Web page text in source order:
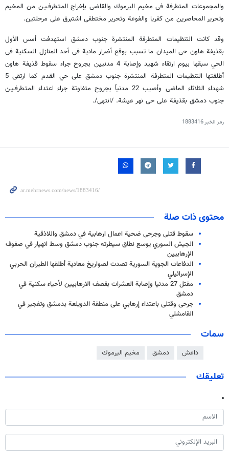
والمجموعات المتطرفة فى مخيم اليرموك والقاضى بإخراج المتـطرفـيـن من المخيم
وتحرير المحاصرين من كفريا والفوعة وتحرير مختطفى اشتبرق على مرحلتين.
وقد كانت التنظيمات المتطرفة المنتشرة جنوب دمشق استهدفت أمس الأول
بقذيفة هاون حى الميدان ما تسبب بوقع أضرار مادية فى أحد المنازل السكنية فى
الحي سبقها بيوم ارتقاء شهيد وإصابة 4 مدنيين بجروح جراء سقوط قذيفة هاون
أطلقتها التنظيمات المتطرفة المنتشرة جنوب دمشق على حي القدم كما ارتقى 5
شهداء الثلاثاء الماضى وأصيب 22 مدنياً بجروح متفاوتة جراء اعتداء المتـطرفـيـن
جنوب دمشق بقذيفة على حى نهر عيشة. /انتهى/.
رمز الخبر1883416
محتوى ذات صلة
سقوط قتلى وجرحى ضحية اعمال ارهابية في دمشق واللاذقية
الجيش السوري يوسع نطاق سيطرته جنوب دمشق وسط انهيار في صفوف
الإرهابيين
الدفاعات الجوية السورية تصدت لصواريخ معادية أطلقها الطيران الحربي
الإسرائيلي
مقتل 27 مدنيا وإصابة العشرات بقصف الارهابیین لأحياء سكنية في
دمشق
جرحى وقتلى باعتداء إرهابي على منطقة الدويلعة بدمشق وتفجير في
القامشلي
سمات
داعش دمشق مخيم اليرموك
تعليقك